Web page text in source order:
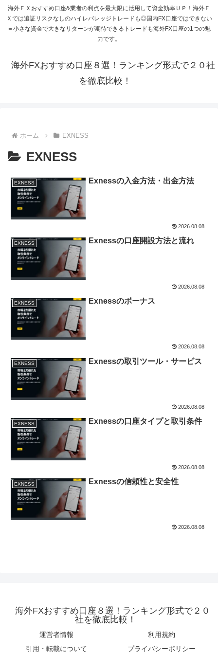
海外ＦＸおすすめ口座&業者の利点を最大限に活用して資金効率ＵＰ！海外Ｆ
Ｘでは追証リスクなしのハイレバレッジトレードも◎国内FX口座ではできない
＝小さな資金で大きなリターンが期待できるトレードも海外FX口座の1つの魅
力です。
海外FXおすすめ口座８選！ランキング形式で２０社
を徹底比較！
ホーム EXNESS
EXNESS
EXNESS Exnessの入金方法・出金方法
2026.08.08
EXNESS Exnessの口座開設方法と流れ
2026.08.08
EXNESS Exnessのボーナス
2026.08.08
EXNESS Exnessの取引ツール・サービス
2026.08.08
EXNESS Exnessの口座タイプと取引条件
2026.08.08
EXNESS Exnessの信頼性と安全性
2026.08.08
海外FXおすすめ口座８選！ランキング形式で２０
社を徹底比較！
運営者情報
利用規約
引用・転載について
プライバシーポリシー